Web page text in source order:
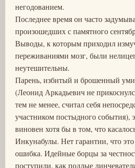
негодованием.
Последнее время он часто
произошедших с памятного
Выводы, к которым приходил
переживаниями мозг, были
неутешительны.
Парень, избитый и брошенный
(Леонид Аркадьевич не
тем не менее, считал себя
участником постыдного события),
виновен хотя бы в том, что
Инкунабулы. Нет гарантии, что
ошибка. Идейные борцы за
поступили, как подлые